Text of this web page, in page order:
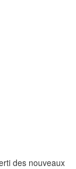
des nouveaux